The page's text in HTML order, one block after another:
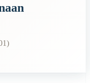
hoitamisesta.
)